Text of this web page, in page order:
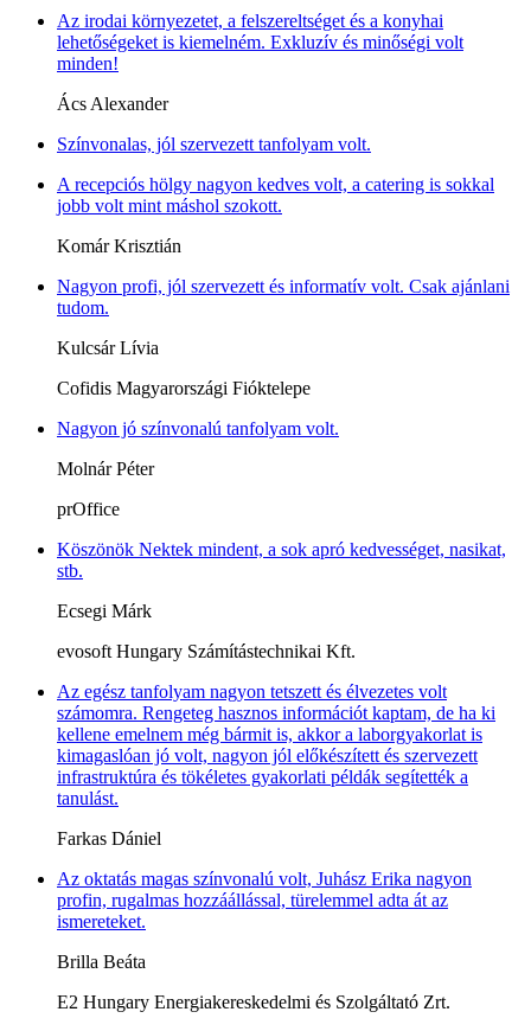
Az irodai környezetet, a felszereltséget és a konyhai
lehetőségeket is kiemelném. Exkluzív és minőségi volt
minden!
Ács Alexander
Színvonalas, jól szervezett tanfolyam volt.
A recepciós hölgy nagyon kedves volt, a catering is sokkal
jobb volt mint máshol szokott.
Komár Krisztián
Nagyon profi, jól szervezett és informatív volt. Csak ajánlani
tudom.
Kulcsár Lívia
Cofidis Magyarországi Fióktelepe
Nagyon jó színvonalú tanfolyam volt.
Molnár Péter
prOffice
Köszönök Nektek mindent, a sok apró kedvességet, nasikat,
stb.
Ecsegi Márk
evosoft Hungary Számítástechnikai Kft.
Az egész tanfolyam nagyon tetszett és élvezetes volt
számomra. Rengeteg hasznos információt kaptam, de ha ki
kellene emelnem még bármit is, akkor a laborgyakorlat is
kimagaslóan jó volt, nagyon jól előkészített és szervezett
infrastruktúra és tökéletes gyakorlati példák segítették a
tanulást.
Farkas Dániel
Az oktatás magas színvonalú volt, Juhász Erika nagyon
profin, rugalmas hozzáállással, türelemmel adta át az
ismereteket.
Brilla Beáta
E2 Hungary Energiakereskedelmi és Szolgáltató Zrt.